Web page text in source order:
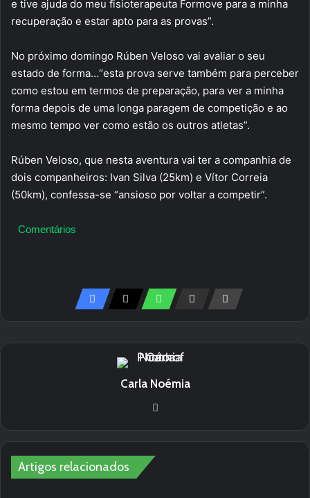
e tive ajuda do meu fisioterapeuta Formove para a minha
recuperação e estar apto para as provas”.
No próximo domingo Rúben Veloso vai avaliar o seu
estado de forma…“esta prova serve também para perceber
como estou em termos de preparação, para ver a minha
forma depois de uma longa paragem de competição e ao
mesmo tempo ver como estão os outros atletas”.
Rúben Veloso, que nesta aventura vai ter a companhia de
dois companheiros: Ivan Silva (25km) e Vítor Correia
(50km), confessa-se “ansioso por voltar a competir”.
Comentários
Carla Noémia
Artigos relacionados